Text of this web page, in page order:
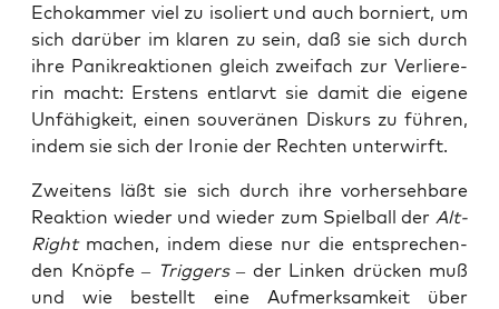
Echo­kam­mer viel zu iso­liert und auch bor­niert, um
sich dar­über im kla­ren zu sein, daß sie sich durch
ihre Panik­re­ak­tio­nen gleich zwei­fach zur Ver­lie­re­
rin macht: Ers­tens ent­larvt sie damit die eige­ne
Unfä­hig­keit, einen sou­ve­rä­nen Dis­kurs zu füh­ren,
indem sie sich der Iro­nie der Rech­ten unterwirft.
Zwei­tens läßt sie sich durch ihre vor­her­seh­ba­re
Reak­ti­on wie­der und wie­der zum Spiel­ball der Alt­
Rightmachen, indem die­se nur die ent­spre­chen­
den Knöp­fe – Trig­gers– der Lin­ken drü­cken muß
und wie bestellt eine Auf­merk­sam­keit über